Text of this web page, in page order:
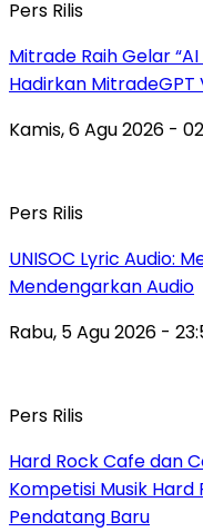
Pers Rilis
Mitrade Raih Gelar
Hadirkan MitradeGPT
Kamis, 6 Agu 2026 -
Pers Rilis
UNISOC Lyric Audio:
Mendengarkan Audio
Rabu, 5 Agu 2026 -
Pers Rilis
Hard Rock Cafe dan
Kompetisi Musik Hard
Pendatang Baru